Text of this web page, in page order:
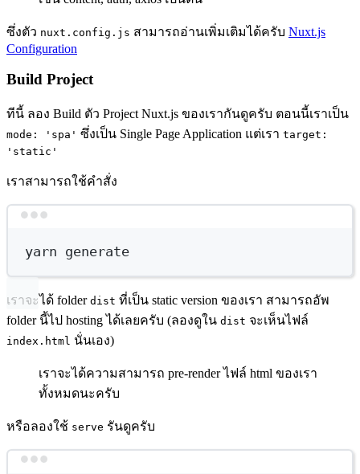
ซึ่งตัว nuxt.config.js สามารถอ่านเพิ่มเติมได้ครับ Nuxt.js
Configuration
Build Project
ทีนี้ ลอง Build ตัว Project Nuxt.js ของเรากันดูครับ ตอนนี้เราเป็น
mode: 'spa' ซึ่งเป็น Single Page Application แต่เรา target:
'static'
เราสามารถใช้คำสั่ง
yarn generate
เราจะได้ folder dist ที่เป็น static version ของเรา สามารถอัพ
folder นี้ไป hosting ได้เลยครับ (ลองดูใน dist จะเห็นไฟล์
index.html นั่นเอง)
เราจะได้ความสามารถ pre-render ไฟล์ html ของเรา
ทั้งหมดนะครับ
หรือลองใช้ serve รันดูครับ